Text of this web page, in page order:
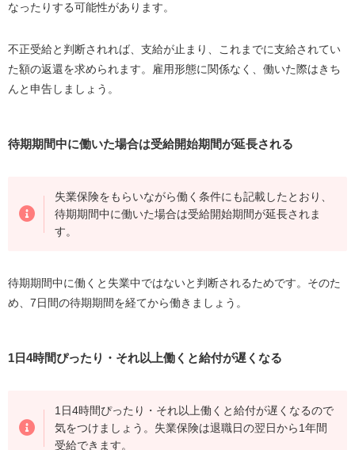
なったりする可能性があります。
不正受給と判断されれば、支給が止まり、これまでに支給されてい
た額の返還を求められます。雇用形態に関係なく、働いた際はきち
んと申告しましょう。
待期期間中に働いた場合は受給開始期間が延長される
失業保険をもらいながら働く条件にも記載したとおり、
待期期間中に働いた場合は受給開始期間が延長されま
す。
待期期間中に働くと失業中ではないと判断されるためです。そのた
め、 7日間の待期期間を経てから働きましょう。
1日4時間ぴったり・それ以上働くと給付が遅くなる
1日4時間ぴったり・それ以上働くと給付が遅くなるので
気をつけましょう。失業保険は退職日の翌日から1年間
受給できます。